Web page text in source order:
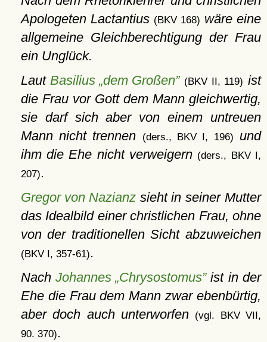
Apologeten Lactantius (BKV 168) wäre eine
allgemeine Gleichberechtigung der Frau
ein Unglück.
LautBasilius „dem Großen” (BKV II, 119) ist
die Frau vor Gott dem Mann gleichwertig,
sie darf sich aber von einem untreuen
Mann nicht trennen
(ders., BKV I, 196)
und
ihm die Ehe nicht verweigern (ders., BKV I,
207).
Gregor von Nazianzsieht in seiner Mutter
das Idealbild einer christlichen Frau, ohne
von der traditionellen Sicht abzuweichen
(BKV I, 357-61).
NachJohannes „Chrysostomus”ist in der
Ehe die Frau dem Mann zwar ebenbürtig,
aber doch auch unterworfen
(vgl. BKV VII,
90. 370).